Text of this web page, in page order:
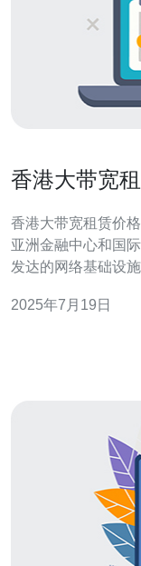
香港大带宽
香港大带宽租赁价格：
亚洲金融中心和国
发达的网络基础设
带宽租赁价格相对
2025年7月19日